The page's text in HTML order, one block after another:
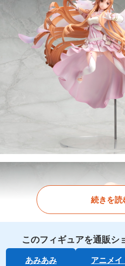
続きを読
このフィギュアを通販シ
あみあみ アニメイ